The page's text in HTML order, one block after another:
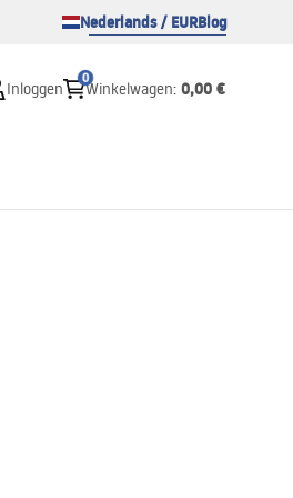
Nederlands / EURBlog
Inloggen
0
Winkelwagen: 0,00 €